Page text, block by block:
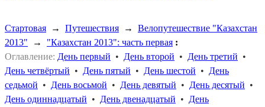
Стартовая → Путешествия → Велопутешествие "Казахстан
2013" → "Казахстан 2013": часть первая :
Оглавление: День первый • День второй • День третий •
День четвёртый • День пятый • День шестой • День
седьмой • День восьмой • День девятый • День десятый •
День одиннадцатый • День двенадцатый • День